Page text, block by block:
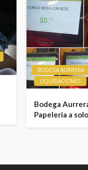
BODEGA AURRERA
LIQUIDACIONES
Bodega
Papeleria a